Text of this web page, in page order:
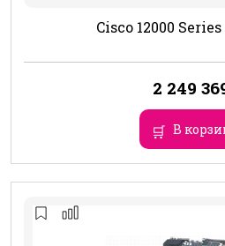
Cisco 12000
2 249
В